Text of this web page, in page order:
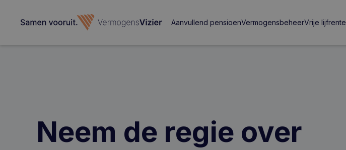
Aanvullend pensioenVermogensbeheerVrije lijfrente
Neem de regie over